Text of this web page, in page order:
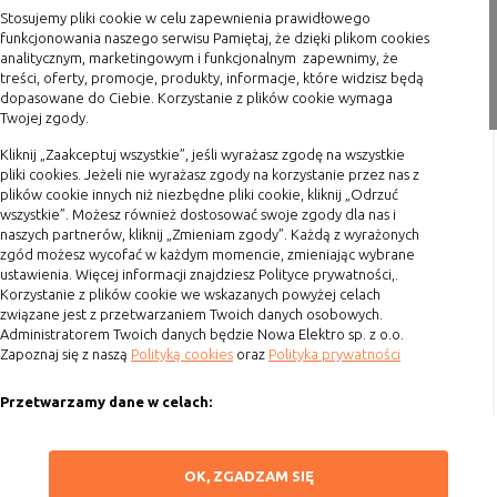
Stosujemy pliki cookie w celu zapewnienia prawidłowego
funkcjonowania naszego serwisu Pamiętaj, że dzięki plikom cookies
analitycznym, marketingowym i funkcjonalnym zapewnimy, że
treści, oferty, promocje, produkty, informacje, które widzisz będą
dopasowane do Ciebie. Korzystanie z plików cookie wymaga
Twojej zgody.
Kliknij „Zaakceptuj wszystkie”, jeśli wyrażasz zgodę na wszystkie
pliki cookies. Jeżeli nie wyrażasz zgody na korzystanie przez nas z
plików cookie innych niż niezbędne pliki cookie, kliknij „Odrzuć
wszystkie”. Możesz również dostosować swoje zgody dla nas i
naszych partnerów, kliknij „Zmieniam zgody”. Każdą z wyrażonych
zgód możesz wycofać w każdym momencie, zmieniając wybrane
ustawienia. Więcej informacji znajdziesz Polityce prywatności,.
Korzystanie z plików cookie we wskazanych powyżej celach
związane jest z przetwarzaniem Twoich danych osobowych.
Administratorem Twoich danych będzie Nowa Elektro sp. z o.o.
Zapoznaj się z naszą Polityką cookies oraz Polityka prywatności
Przetwarzamy dane w celach:
treści i reklam oraz ich pomiaru, tworzenia statystyk, poprawy
OK, ZGADZAM SIĘ
Konfiguracji
serwisu
umożliwiają ustawienia funkcji i usług
w serwisie
Bezpieczeństwo
i niezawodność
serwisu
umożliwiają weryfikację
autentyczności oraz optymalizację
Uwierzytelnianie umożliwiają informowanie gdy
użytkownik jest zalogowany, dzięki
czemu witryna może pokazywać
odpowiednie informacje i funkcje
Stan sesji
umożliwiają zapisywanie informacji o
tym, jak użytkownicy korzystają z
witryny. Mogą one dotyczyć najczęściej
odwiedzanych stron lub ewentualnych
komunikatów o błędach
Pliki cookie służące do zapisywania
Blog
Zakupy
Terminy realizacji
Koszty przesyłki
Dostawa
Reklamacje
Zwrot towaru
Kontakt
Szybki kontakt
Godziny otwarcia: Pon.-Pt. 8-16
sklep@elektrozysk.pl